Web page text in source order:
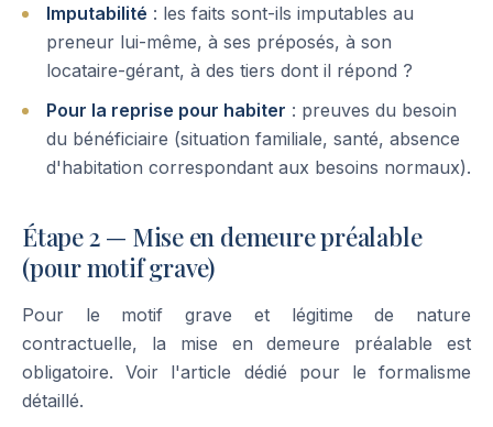
Imputabilité : les faits sont-ils imputables au
preneur lui-même, à ses préposés, à son
locataire-gérant, à des tiers dont il répond ?
Pour la reprise pour habiter : preuves du besoin
du bénéficiaire (situation familiale, santé, absence
d'habitation correspondant aux besoins normaux).
Étape 2 — Mise en demeure préalable
(pour motif grave)
Pour le motif grave et légitime de nature
contractuelle, la mise en demeure préalable est
obligatoire. Voir l'article dédié pour le formalisme
détaillé.